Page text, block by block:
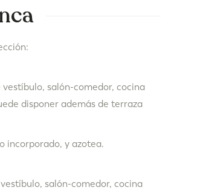
salón-comedor, cocina
disponer además de terraza
incorporado, y azotea.
salón-comedor, cocina